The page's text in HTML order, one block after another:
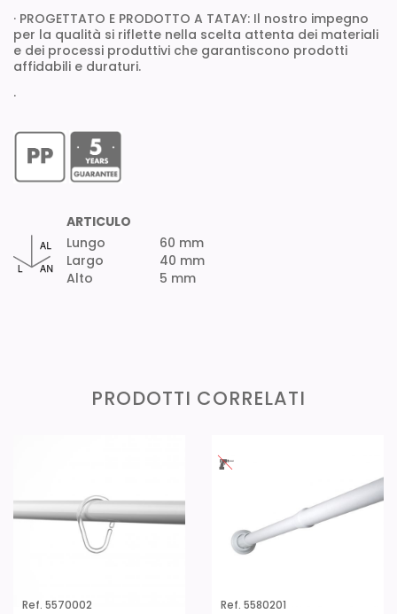
· PROGETTATO E PRODOTTO A TATAY: Il nostro impegno
per la qualità si riflette nella scelta attenta dei materiali
e dei processi produttivi che garantiscono prodotti
affidabili e duraturi.
·
ARTICULO
Lungo
Largo
Alto
60 mm
40 mm
5 mm
PRODOTTI CORRELATI
Ref. 5570002 Ref. 5580201